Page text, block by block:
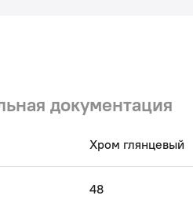
документация
Хром глянцевый
48